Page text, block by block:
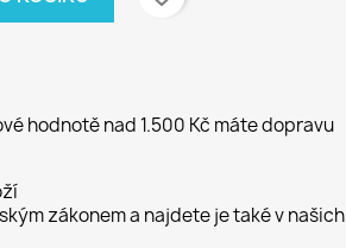
hodnotě nad 1.500 Kč máte dopravu
zákonem a najdete je také v našich